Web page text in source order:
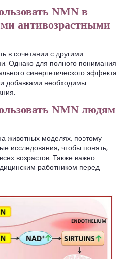
NMN в
антивозрастными
в сочетании с другими
Однако для полного понимания
синергетического эффекта
добавками необходимы
NMN людям
животных моделях, поэтому
исследования, чтобы понять,
возрастов. Также важно
работником перед